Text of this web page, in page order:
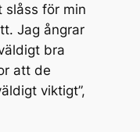
slåss för min
Jag ångrar
bra
att de
viktigt”,